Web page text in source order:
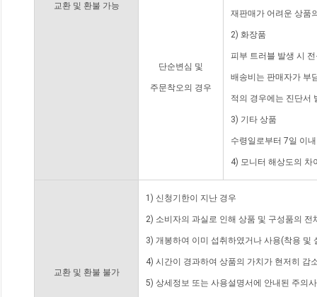
교환 및 환불 가능
단순변심 및
주문착오의 경우
재판매가 어려운 상품
2) 화장품
피부 트러블 발생 시
배송비는 판매자가 부
적의 경우에는 진단서
3) 기타 상품
수령일로부터 7일 이
4) 모니터 해상도의 차
교환 및 환불 불가
1) 신청기한이 지난 경우
2) 소비자의 과실로 인해 상품 및 구성품의
3) 개봉하여 이미 섭취하였거나 사용(착용 및
4) 시간이 경과하여 상품의 가치가 현저히 감
5) 상세정보 또는 사용설명서에 안내된 주의